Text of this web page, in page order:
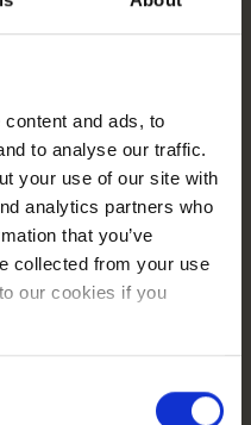
and ads, to
to analyse our traffic.
your use of our site with
analytics partners who
that you’ve
collected from your use
our cookies if you
Dorabianie
nerwów i
miałeś.
(serio, nie
produkt
kategorii, więc
prostocie pomysł